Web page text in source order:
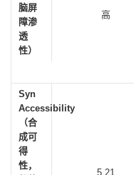
脑屏
障渗
透
性）
高
Syn
Accessibility
（合
成可
得
性，
5.21